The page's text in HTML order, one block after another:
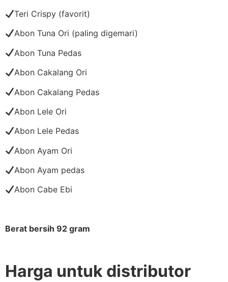
Teri Crispy (favorit)
Abon Tuna Ori (paling digemari)
Abon Tuna Pedas
Abon Cakalang Ori
Abon Cakalang Pedas
Abon Lele Ori
Abon Lele Pedas
Abon Ayam Ori
Abon Ayam pedas
Abon Cabe Ebi
Berat bersih 92 gram
Harga untuk distributor